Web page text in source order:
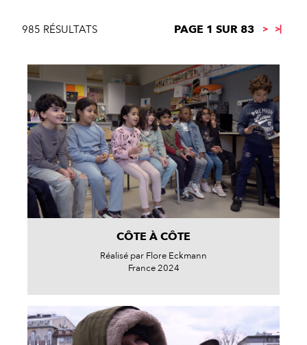
985 RÉSULTATS PAGE 1 SUR 83
CÔTE À CÔTE
Réalisé par Flore Eckmann
France 2024